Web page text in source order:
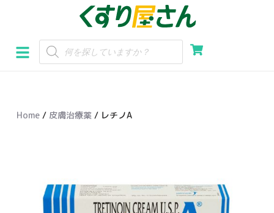
ン
テ
スHome / 皮膚治療薬 / レチノA